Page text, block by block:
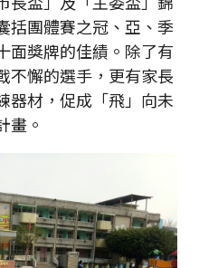
括團體賽之冠、亞、季
面獎牌的佳績。除了有
不懈的選手，更有家長
器材，促成「飛」向未
畫。